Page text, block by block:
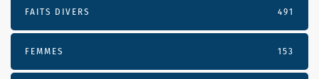
FAITS DIVERS 491
FEMMES 153